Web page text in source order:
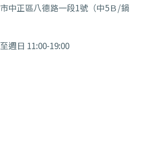
中正區八德路一段1號（中5Ｂ/鍋
週日 11:00-19:00